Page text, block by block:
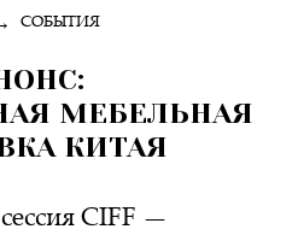
СОБЫТИЯ
МЕБЕЛЬНАЯ
КИТАЯ
CIFF —